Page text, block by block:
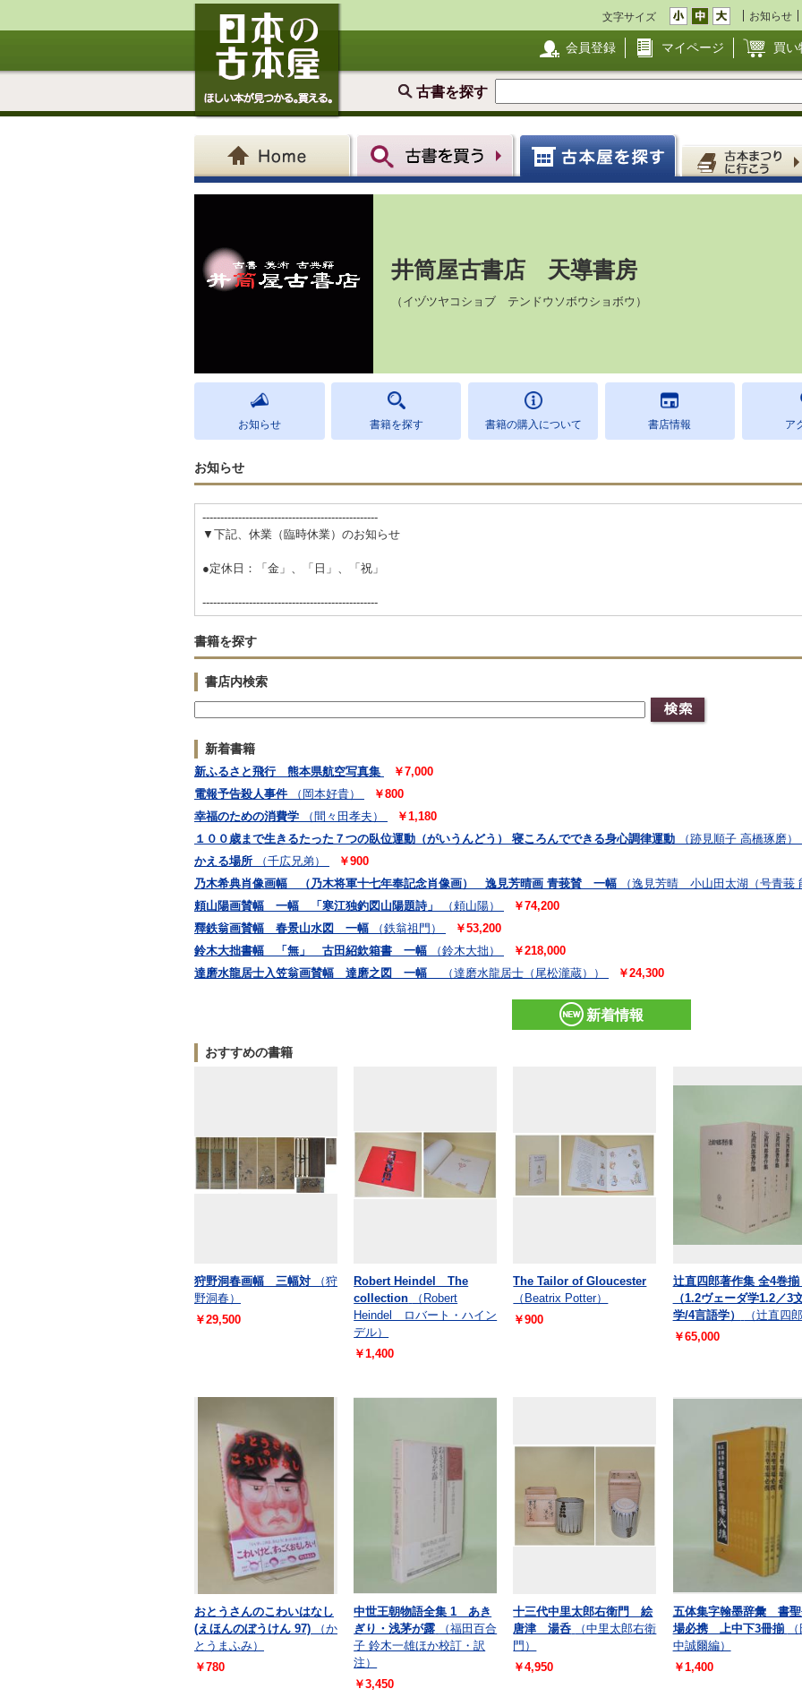
文字サイズ お知らせ
会員登録 マイページ 買い
古書を探す
井筒屋古書店 天導書房
（イヅツヤコショブ テンドウソボウショボウ）
お知らせ 書籍を探す 書籍の購入について 書店情報 ア
お知らせ
-------------------------------------------------
▼下記、休業（臨時休業）のお知らせ
●定休日：「金」、「日」、「祝」
-------------------------------------------------
書籍を探す
書店内検索
新着書籍
新ふるさと飛行 熊本県航空写真集
￥7,000
電報予告殺人事件
（岡本好貴）
￥800
幸福のための消費学
（間々田孝夫）
￥1,180
１００歳まで生きるたった７つの臥位運動（がいうんどう） 寝ころんでできる身心調律運動
（跡見順子 高橋琢磨）
かえる場所
（千広兄弟）
￥900
乃木希典肖像画幅 （乃木将軍十七年奉記念肖像画） 逸見芳晴画 青莪賛 一幅
（逸見芳晴 小山田太湖（号青莪
頼山陽画賛幅 一幅 「寒江独釣図山陽題詩」
（頼山陽）
￥74,200
釋鉄翁画賛幅 春景山水図 一幅
（鉄翁祖門）
￥53,200
鈴木大拙書幅 「無」 古田紹欽箱書 一幅
（鈴木大拙）
￥218,000
達磨水龍居士入笠翁画賛幅 達磨之図 一幅
（達磨水龍居士（尾松瀧蔵）） ￥24,300
新着情報
おすすめの書籍
狩野洞春画幅 三幅対
（狩
野洞春）
￥29,500
Robert Heindel The
collection
（Robert
Heindel ロバート・ハイン
デル）
￥1,400
The Tailor of Gloucester
（Beatrix Potter）
￥900
辻直四郎著作集 全4巻
（1.2ヴェーダ学1.2／3
学/4言語学）
（辻直四郎
￥65,000
おとうさんのこわいはなし
(えほんのぼうけん 97)
（か
とうまふみ）
￥780
中世王朝物語全集 1 あき
ぎり・浅茅が露
（福田百合
子 鈴木一雄ほか校訂・訳
注）
￥3,450
十三代中里太郎右衛門 絵
唐津 湯呑
（中里太郎右衛
門）
￥4,950
五体集字翰墨辞彙 書
場必携 上中下3冊揃
中誠爾編）
￥1,400